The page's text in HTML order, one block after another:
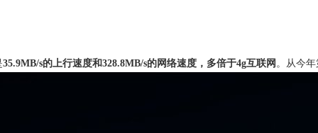
35.9MB/s的上行速度和328.8MB/s的网络速度，多倍于4g互联网 。从今